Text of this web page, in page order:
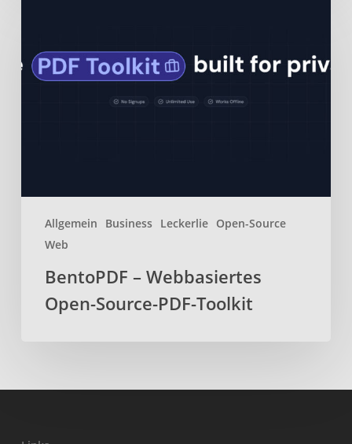
Allgemein Business Leckerlie Open-Source
Web
Open-
Source-
BentoPDF – Webbasiertes
Open-Source-PDF-Toolkit